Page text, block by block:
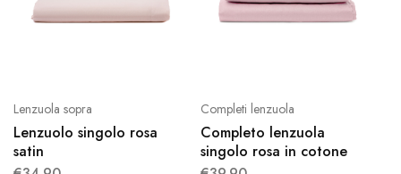
Lenzuola sopra
Lenzuolo singolo rosa
satin
Completi lenzuola
Completo lenzuola
singolo rosa in cotone